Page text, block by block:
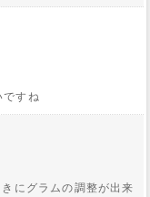
ですね
にグラムの調整が出来